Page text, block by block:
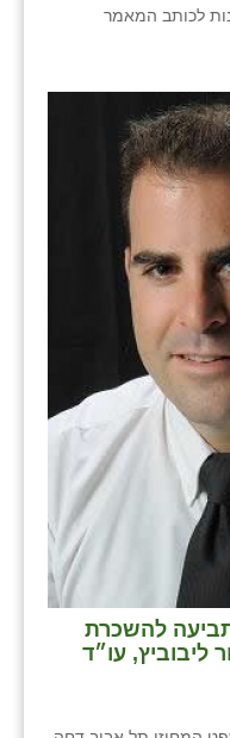
לכותב המאמר
להשכרת
ליבוביץ, עו״ד